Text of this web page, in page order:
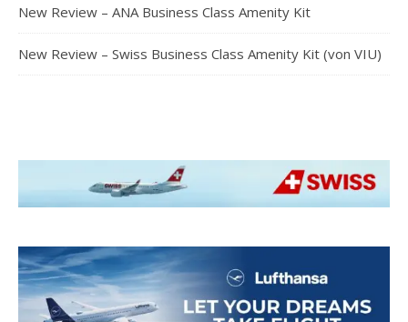
New Review – ANA Business Class Amenity Kit
New Review – Swiss Business Class Amenity Kit (von VIU)